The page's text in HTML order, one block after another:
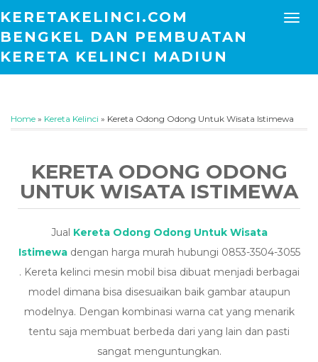
KERETAKELINCI.COM
BENGKEL DAN PEMBUATAN
KERETA KELINCI MADIUN
Home » Kereta Kelinci » Kereta Odong Odong Untuk Wisata Istimewa
KERETA ODONG ODONG
UNTUK WISATA ISTIMEWA
Jual Kereta Odong Odong Untuk Wisata
Istimewa dengan harga murah hubungi 0853-3504-3055
. Kereta kelinci mesin mobil bisa dibuat menjadi berbagai
model dimana bisa disesuaikan baik gambar ataupun
modelnya. Dengan kombinasi warna cat yang menarik
tentu saja membuat berbeda dari yang lain dan pasti
sangat menguntungkan.